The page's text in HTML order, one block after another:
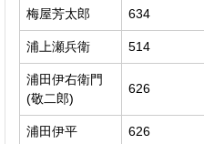
梅屋芳太郎 634
浦上瀬兵衛 514
浦田伊右衛門
(敬二郎)
626
浦田伊平 626